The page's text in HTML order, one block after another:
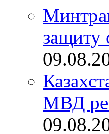
защиту
МВД